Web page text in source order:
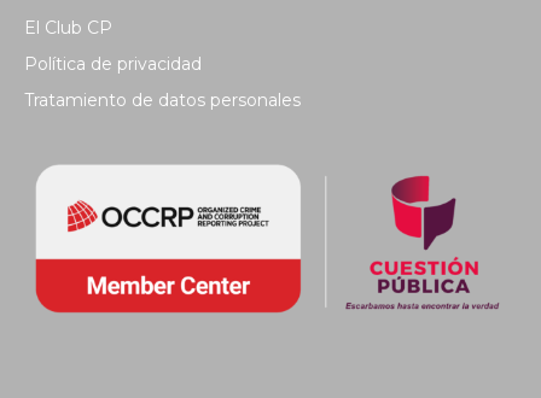
El Club CP
Política de privacidad
Tratamiento de datos personales